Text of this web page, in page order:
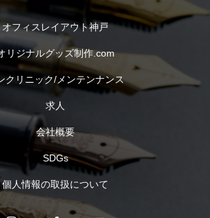
オフィスレイアウト神戸
リジナルグッズ制作.com
クリニック/メンテンナンス
求人
会社概要
SDGs
個人情報の取扱について